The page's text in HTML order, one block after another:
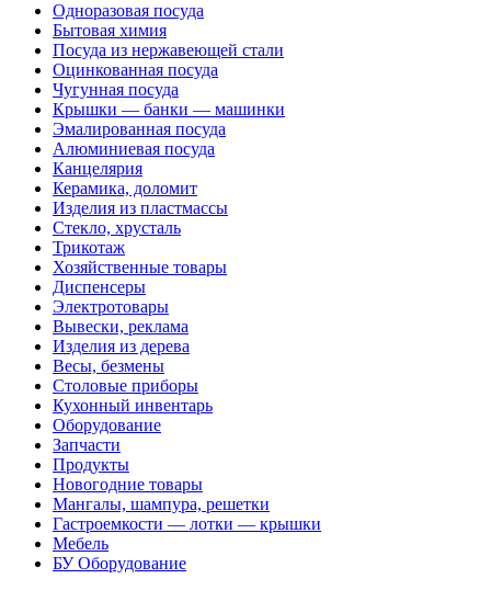
Одноразовая посуда
Бытовая химия
Посуда из нержавеющей стали
Оцинкованная посуда
Чугунная посуда
Крышки — банки — машинки
Эмалированная посуда
Алюминиевая посуда
Канцелярия
Керамика, доломит
Изделия из пластмассы
Стекло, хрусталь
Трикотаж
Хозяйственные товары
Диспенсеры
Электротовары
Вывески, реклама
Изделия из дерева
Весы, безмены
Столовые приборы
Кухонный инвентарь
Оборудование
Запчасти
Продукты
Новогодние товары
Мангалы, шампура, решетки
Гастроемкости — лотки — крышки
Мебель
БУ Оборудование